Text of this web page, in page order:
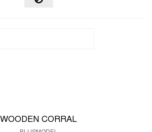
WOODEN CORRAL